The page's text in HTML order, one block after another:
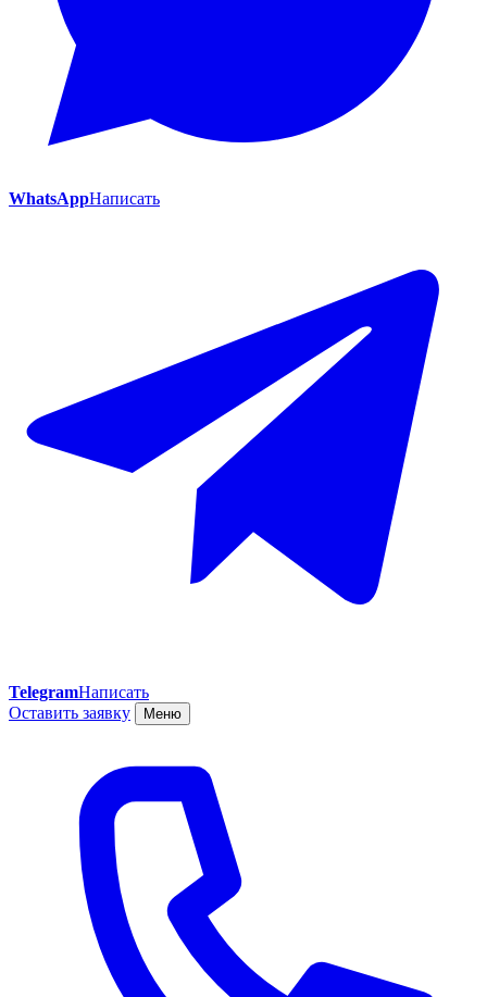
WhatsAppНаписать
TelegramНаписать
Оставить заявку
Меню